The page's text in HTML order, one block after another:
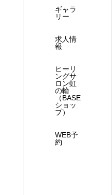
ギャラ
リー
求人情
報
ヒーリ
ングサ
ロン虹
の輪
（BASE
ショッ
プ）
WEB予
約